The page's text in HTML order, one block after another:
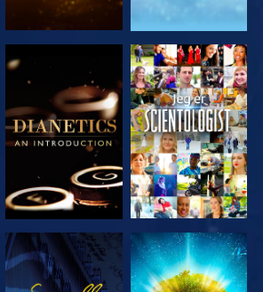
UDFORSK
SERIEN
SE
SE
UDFORSK